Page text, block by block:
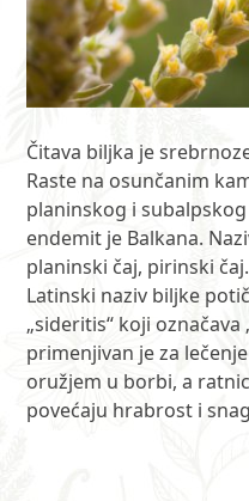
Čitava biljka je
Raste na osunčanim
planinskog i
endemit je Balkana.
planinski čaj, pirinski
Latinski naziv biljke
„sideritis“ koji
primenjivan je za
oružjem u borbi, a
povećaju hrabrost i